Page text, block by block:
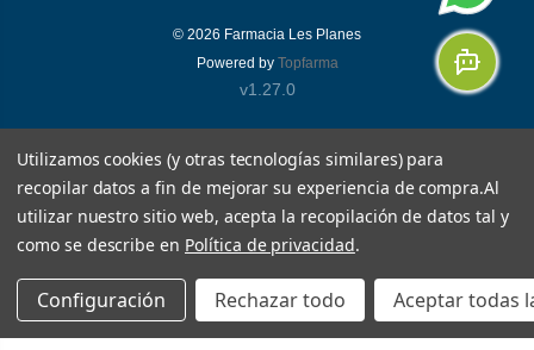
© 2026 Farmacia Les Planes
Powered by Topfarma
v1.27.0
Utilizamos cookies (y otras tecnologías similares) para
recopilar datos a fin de mejorar su experiencia de compra.Al
utilizar nuestro sitio web, acepta la recopilación de datos tal y
como se describe en Política de privacidad.
Configuración Rechazar todo Aceptar todas